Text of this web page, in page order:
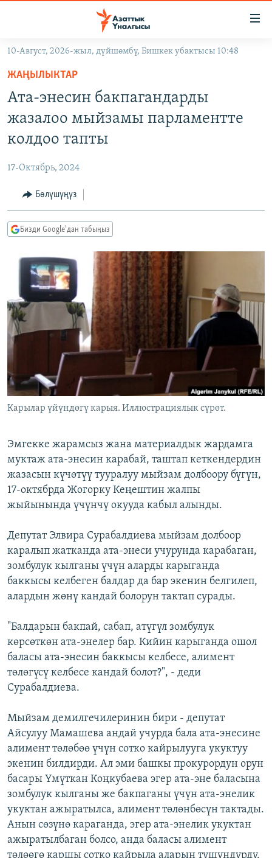
Навигацияга
өтүңүз
Издөөгө
салыңыз
МАДАНИЯТ
ТВ ПРОГРАММАЛАР
БҮГҮН АЗАТТЫКТА
ДАНИСТЕ
ЭЖЕ-СИҢДИЛЕР
АЗАТТЫК+
ЫҢГАЙСЫЗ СУРООЛОР
ПОДКАСТ
ОНЛАЙН ШЕРИНЕ
ЭЕ/АРнун бардык сайттары
10-Август, 2026-жыл, дүйшөмбү, Бишкек убактысы 10:48
ЖАҢЫЛЫКТАР
Ата-энесин бакпагандарды
жазалоо мыйзамы парламентте
колдоо тапты
17-Октябрь, 2024
Бөлүшүңүз
Бизди Google'дан табыңыз
Карылар үйүндөгү карыя. Иллюстрациялык сүрөт.
Эмгекке жарамсыз жана материалдык жардамга
муктаж ата-энесин карабай, таштап кеткендердин
жазасын күчөтүү тууралуу мыйзам долбоору бүгүн,
17-октябрда Жогорку Кеңештин жалпы
жыйынында үчүнчү окууда кабыл алынды.
Депутат Элвира Сурабалдиева мыйзам долбоор
каралып жатканда ата-энеси учурунда карабаган,
зомбулук кылганы үчүн аларды карыганда
баккысы келбеген балдар да бар экенин белгилеп,
алардын жөнү кандай болорун тактап сурады.
"Балдарын бакпай, сабап, атүгүл зомбулук
көрсөткөн ата-энелер бар. Кийин карыганда ошол
баласы ата-энесин баккысы келбесе, алимент
төлөгүсү келбесе кандай болот?", - деди
Сурабалдиева.
Мыйзам демилгечилеринин бири - депутат
Айсулуу Мамашева андай учурда бала ата-энесине
алимент төлөбөө үчүн сотко кайрылууга укуктуу
экенин билдирди. Ал эми башкы прокурордун орун
басары Үмүткан Коңкубаева эгер ата-эне баласына
зомбулук кылганы же бакпаганы үчүн ата-энелик
укуктан ажыратылса, алимент төлөнбөсүн тактады.
Анын сөзүнө караганда, эгер ата-энелик укуктан
ажыратылбаган болсо, анда баласы алимент
төлөөгө каршы сотко кайрыла аларын түшүндүрдү.